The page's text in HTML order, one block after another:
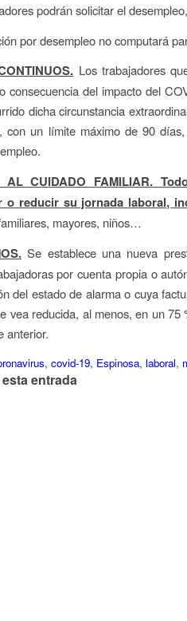
podrán solicitar el
por desempleo no computará
Los trabajadores
consecuencia del impacto del
dicha circunstancia
con un límite máximo de 90
AL CUIDADO FAMILIAR.
o reducir su jornada laboral,
mayores, niños…
Se establece una nueva
por cuenta propia o
del estado de alarma o cuya
vea reducida, al menos, en un
anterior.
, covid-19, Espinosa, laboral,
entrada